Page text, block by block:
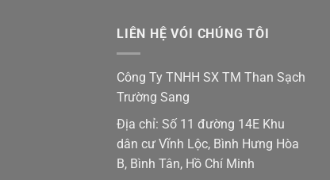
LIÊN HỆ VÓI CHÚNG TÔI
Công Ty TNHH SX TM Than Sạch
Trường Sang
Địa chỉ: Số 11 đường 14E Khu
dân cư Vĩnh Lộc, Bình Hưng Hòa
B, Bình Tân, Hồ Chí Minh